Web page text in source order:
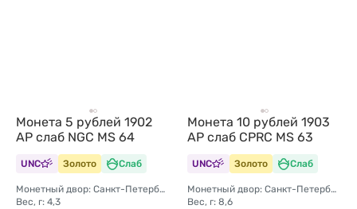
Монета 5 рублей 1902
АР слаб NGC MS 64
UNC Золото Слаб
Монетный двор: Санкт-Петербургский монетный двор
Вес, г: 4,3
Монета 10 рублей 1903
АР слаб CPRC MS 63
UNC Золото Слаб
Монетный двор: Санкт-Петербургский монетный двор
Вес, г: 8,6